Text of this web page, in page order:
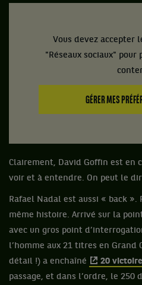
Vous devez accepter
"Réseaux sociaux" pour
GÉRER MES
Clairement, David Goffin est en
voir et à entendre. On peut le
Rafael Nadal est aussi « back ».
même histoire. Arrivé sur la
avec un gros point
l’homme aux 21 titres en Grand
détail !) a enchaîné
20
passage, et dans l’ordre, le 250